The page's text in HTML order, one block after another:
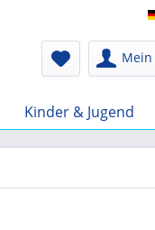
Kinder & Jugend